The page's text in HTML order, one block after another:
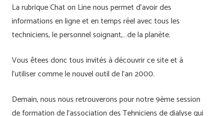
La rubrique Chat on Line nous permet d’avoir des
informations en ligne et en temps réel avec tous les
techniciens, le personnel soignant,…de la planète.
Vous êtees donc tous invités à découvrir ce site et à
l’utiliser comme le nouvel outil de l’an 2000.
Demain, nous nous retrouverons pour notre 9ème session
de formation de l’association des Tehniciens de dialyse qui